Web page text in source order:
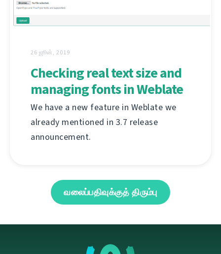
26 ஜூன், 2019
Checking real text size and
managing fonts in Weblate
We have a new feature in Weblate we
already mentioned in 3.7 release
announcement.
வலைப்பதிவுக்குத் திரும்பு